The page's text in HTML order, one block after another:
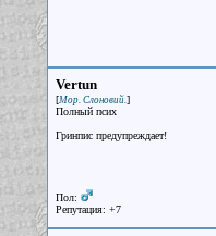
Vertun
[Мор. Слоновий.]
Полный псих
Гринпис предупреждает!
Пол:
Репутация: +7